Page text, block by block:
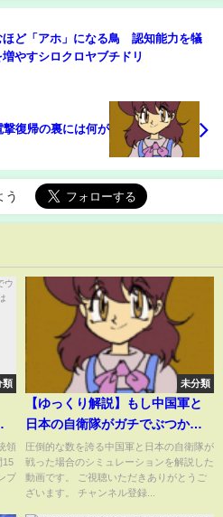
ほど「アホ」になる鳥 認知能力を犠
やすシロクロヤブチドリ
撃復帰の裏には何が
う
類
領
15
プ
未分類
【ゆっくり解説】もし中国軍と
日本の自衛隊がガチでぶつかっ
たら？自衛隊に勝機はあるのか
完全解説！
圧倒的な数を誇る中国軍と日本の自衛隊が
戦った場合のシミュレーションを解説した
動画です。 ご視聴いただきありがとうご
ざいます。 チャンネル登録...